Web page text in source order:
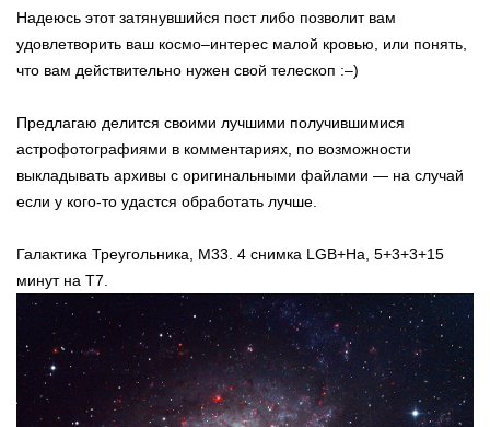
Надеюсь этот затянувшийся пост либо позволит вам
удовлетворить ваш космо–интерес малой кровью, или понять,
что вам действительно нужен свой телескоп :–)
Предлагаю делится своими лучшими получившимися
астрофотографиями в комментариях, по возможности
выкладывать архивы с оригинальными файлами — на случай
если у кого-то удастся обработать лучше.
Галактика Треугольника, М33. 4 снимка LGB+Ha, 5+3+3+15
минут на T7.